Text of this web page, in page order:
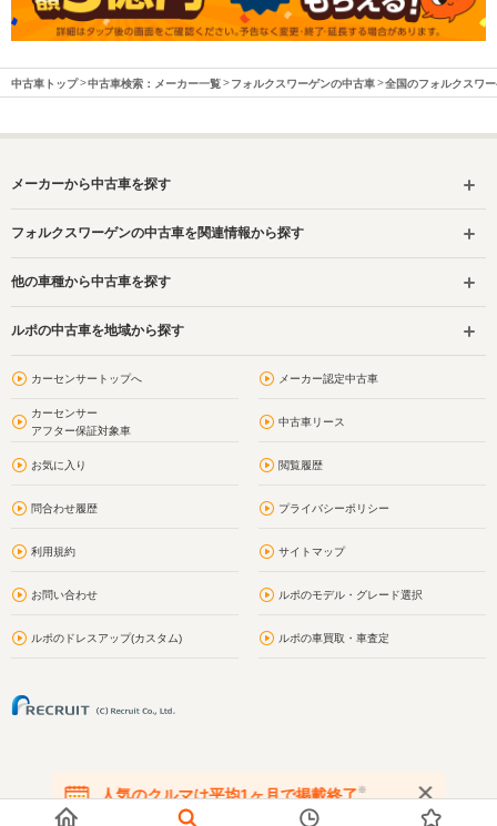
中古車トップ 中古車検索：メーカー一覧 フォルクスワーゲンの中古車 全国のフォルクスワ
メーカーから中古車を探す
フォルクスワーゲンの中古車を関連情報から探す
他の車種から中古車を探す
ルポの中古車を地域から探す
カーセンサートップへ メーカー認定中古車
カーセンサー
アフター保証対象車
中古車リース
お気に入り 閲覧履歴
問合わせ履歴 プライバシーポリシー
利用規約 サイトマップ
お問い合わせ ルポのモデル・グレード選択
ルポのドレスアップ(カスタム) ルポの車買取・車査定
人気のクルマは平均1ヶ月で掲載終了※
在庫が無くなる前にお問い合わせください